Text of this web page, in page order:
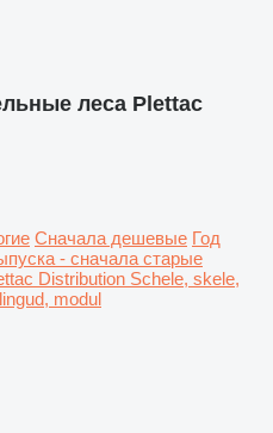
леса Plettac
Сначала дешевые Год
- сначала старые